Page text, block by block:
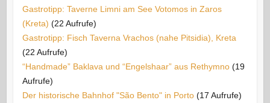
Gastrotipp: Taverne Limni am See Votomos in Zaros
(Kreta) (22 Aufrufe)
Gastrotipp: Fisch Taverna Vrachos (nahe Pitsidia), Kreta
(22 Aufrufe)
“Handmade” Baklava und “Engelshaar” aus Rethymno (19
Aufrufe)
Der historische Bahnhof "São Bento" in Porto (17 Aufrufe)